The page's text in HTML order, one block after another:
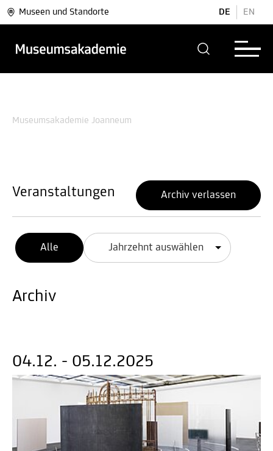
Museen und Standorte DE EN
Museumsakademie Joanneum
Veranstaltungen Archiv verlassen
Alle Jahrzehnt auswählen
Archiv
04.12. - 05.12.2025